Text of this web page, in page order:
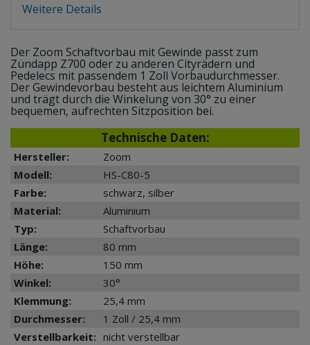
Weitere Details
Der Zoom Schaftvorbau mit Gewinde passt zum
Zündapp Z700 oder zu anderen Cityrädern und
Pedelecs mit passendem 1 Zoll Vorbaudurchmesser.
Der Gewindevorbau besteht aus leichtem Aluminium
und trägt durch die Winkelung von 30° zu einer
bequemen, aufrechten Sitzposition bei.
Technische Daten:
Hersteller:
Zoom
Modell:
HS-C80-5
Farbe:
schwarz, silber
Material:
Aluminium
Typ:
Schaftvorbau
Länge:
80 mm
Höhe:
150 mm
Winkel:
30°
Klemmung:
25,4 mm
Durchmesser:
1 Zoll / 25,4 mm
Verstellbarkeit: nicht verstellbar